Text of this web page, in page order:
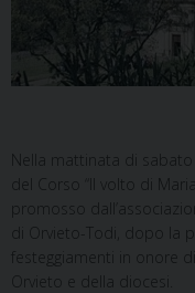
Nella mattinata di sabato
del Corso “Il volto di
promosso
di Orvieto-Todi, dopo la
festeggiamenti in onore
Orvieto e della diocesi.